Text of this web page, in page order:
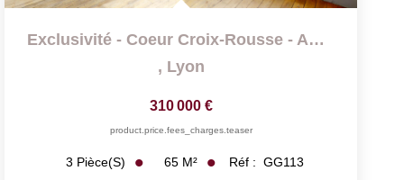
Exclusivité - Coeur Croix-Rousse - Appartement T3 De 65 M2...
, Lyon
310 000 €
product.price.fees_charges.teaser
3 Pièce(s) 65 M² Réf : GG113